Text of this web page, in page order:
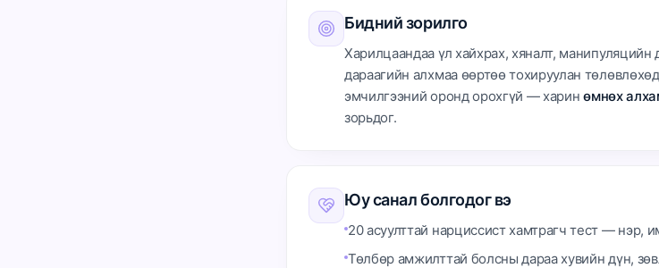
Бидний зорилго
Харилцаандаа үл хайхрах, хяналт,
дараагийн алхмаа өөртөө тохируулан
эмчилгээний оронд орохгүй — харин өмнөх
зорьдог.
Юу санал болгодог вэ
20 асуулттай нарциссист хамтрагч тест — нэр,
Төлбөр амжилттай болсны дараа хувийн дүн,